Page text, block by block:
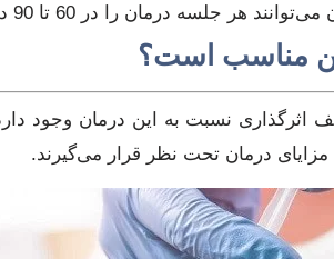
درمان را در 60 تا 90 دقیقه به پایان برسانند.
من مناسب است؟
نسبت به این درمان وجود
درمان تحت نظر قرار می‌گیرند.